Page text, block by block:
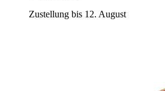
Zustellung bis 12. August